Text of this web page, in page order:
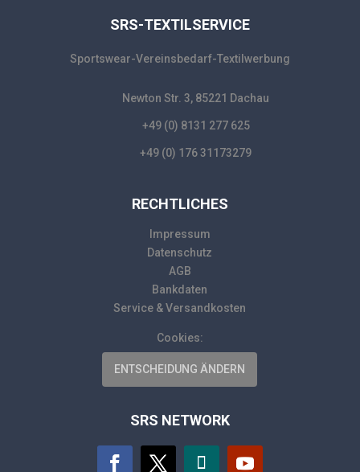
geliefert egal wie eng es war! Super service! Danke danke
Mehr Bewertungen
SRS-TEXTILSERVICE
Sportswear-Vereinsbedarf-Textilwerbung
Newton Str. 3, 85221 Dachau
+49 (0) 8131 277 625
+49 (0) 176 31173279
RECHTLICHES
Impressum
Datenschutz
AGB
Bankdaten
Service & Versandkosten
Cookies:
ENTSCHEIDUNG ÄNDERN
SRS NETWORK